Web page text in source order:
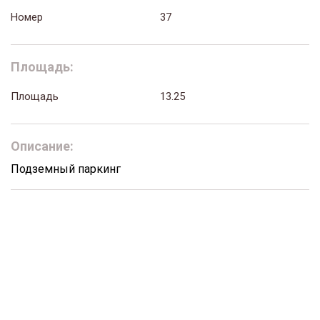
Номер 37
Площадь:
Площадь 13.25
Описание:
Подземный паркинг